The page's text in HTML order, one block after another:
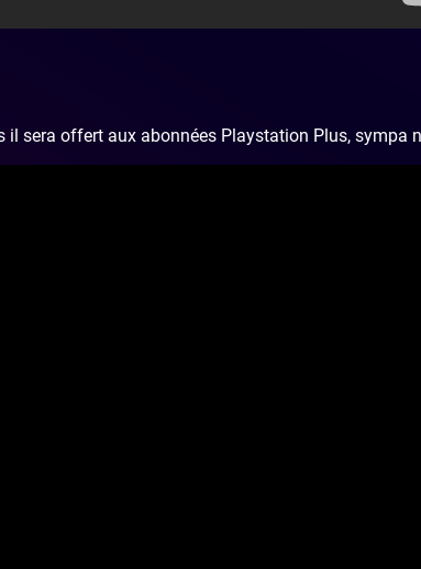
il sera offert aux abonnées Playstation Plus, sympa